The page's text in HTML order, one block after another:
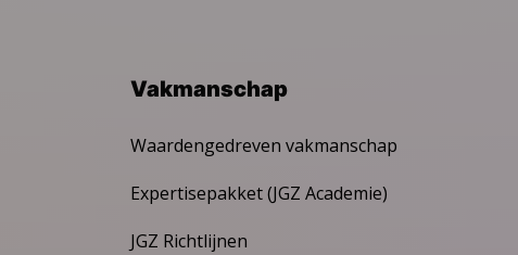
Vakmanschap
Waardengedreven vakmanschap
Expertisepakket (JGZ Academie)
JGZ Richtlijnen